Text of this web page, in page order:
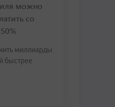
можно
со
миллиарды
быстрее